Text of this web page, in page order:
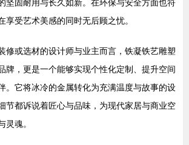
坚固耐用与长久如新。在环保与安全方面也符
享受艺术美感的同时无后顾之忧。
修或选材的设计师与业主而言，铁凝铁艺雕塑
牌，更是一个能够实现个性化定制、提升空间
。它将冰冷的金属转化为充满温度与故事的设
节都诉说着匠心与品味，为现代家居与商业空
灵魂。